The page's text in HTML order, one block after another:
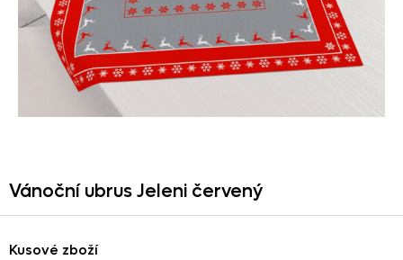
Vánoční ubrus Jeleni červený
Kusové zboží